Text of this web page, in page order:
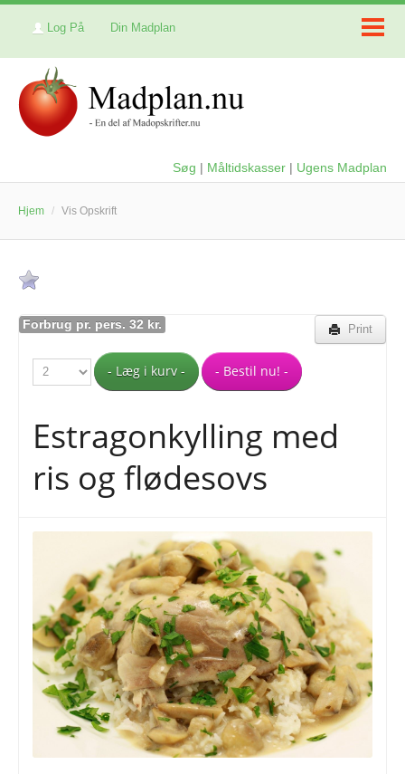
Log På Din Madplan
Søg | Måltidskasser | Ugens Madplan
Hjem / Vis Opskrift
Forbrug pr. pers. 32 kr. Print
- Læg i kurv - - Bestil nu! -
Estragonkylling med
ris og flødesovs